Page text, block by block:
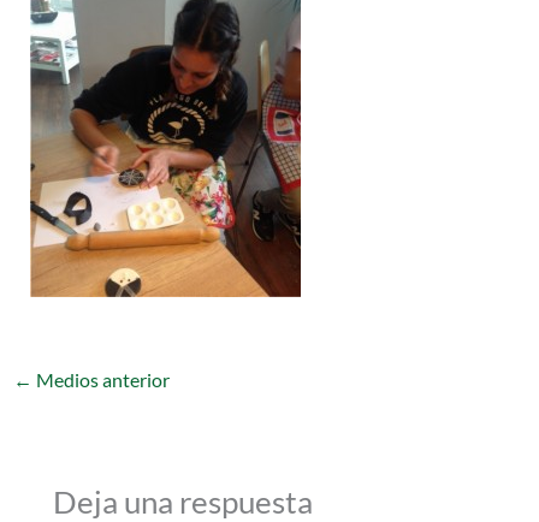
← Medios anterior
Deja una respuesta